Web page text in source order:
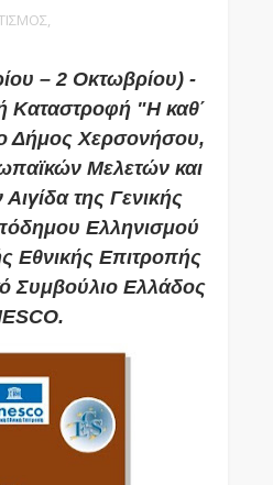
– 2 Οκτωβρίου) -
Καταστροφή "Η καθ΄
Δήμος Χερσονήσου,
Μελετών και
της Γενικής
Ελληνισμού
Εθνικής Επιτροπής
Συμβούλιο Ελλάδος